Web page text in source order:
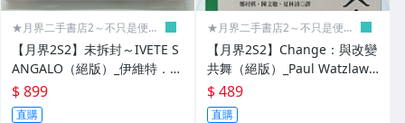
★月界二手書店2～不只是便
【月界2S2】未拆封～IVETE S
ANGALO（絕版）_伊維特．桑
加洛_CD專輯_Universal〖專
輯〗CSW
$ 899
直購
★月界二手書店2～不只是便
【月界2S2】Change：與改變
共舞（絕版）_Paul Watzlawic
k_鄭村棋_遠流_原價250 〖心
理〗CSW
$ 489
直購